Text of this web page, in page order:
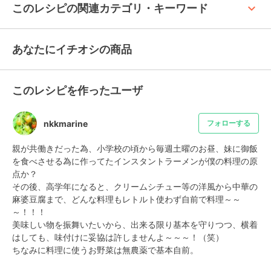
このレシピの関連カテゴリ・キーワード keyboard_arrow_up
あなたにイチオシの商品
このレシピを作ったユーザ
nkkmarine フォローする
親が共働きだった為、小学校の頃から毎週土曜のお昼、妹に御飯
を食べさせる為に作ってたインスタントラーメンが僕の料理の原
点か？
その後、高学年になると、クリームシチュー等の洋風から中華の
麻婆豆腐まで、どんな料理もレトルト使わず自前で料理～～
～！！！
美味しい物を振舞いたいから、出来る限り基本を守りつつ、横着
はしても、味付けに妥協は許しませんよ～～～！（笑）
ちなみに料理に使うお野菜は無農薬で基本自前。